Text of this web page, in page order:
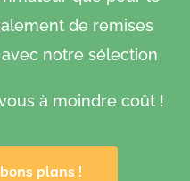
de remises
notre sélection
à moindre coût !
plans !